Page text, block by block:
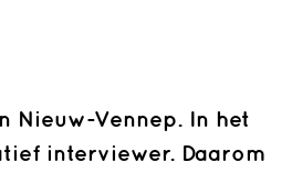
Nieuw-Vennep. In het
interviewer. Daarom